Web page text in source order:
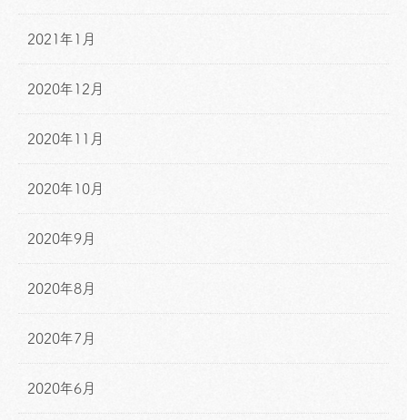
2021年1月
2020年12月
2020年11月
2020年10月
2020年9月
2020年8月
2020年7月
2020年6月